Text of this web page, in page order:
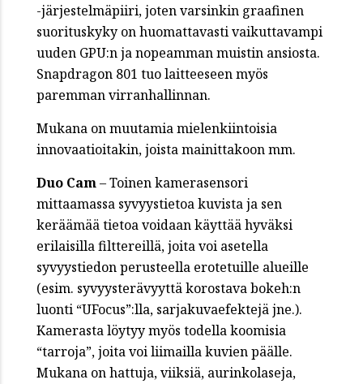
-järjestelmäpiiri, joten varsinkin graafinen
suorituskyky on huomattavasti vaikuttavampi
uuden GPU:n ja nopeamman muistin ansiosta.
Snapdragon 801 tuo laitteeseen myös
paremman virranhallinnan.
Mukana on muutamia mielenkiintoisia
innovaatioitakin, joista mainittakoon mm.
Duo Cam– Toinen kamerasensori
mittaamassa syvyystietoa kuvista ja sen
keräämää tietoa voidaan käyttää hyväksi
erilaisilla filttereillä, joita voi asetella
syvyystiedon perusteella erotetuille alueille
(esim. syvyysterävyyttä korostava bokeh:n
luonti “UFocus”:lla, sarjakuvaefektejä jne.).
Kamerasta löytyy myös todella koomisia
“tarroja”, joita voi liimailla kuvien päälle.
Mukana on hattuja, viiksiä, aurinkolaseja,